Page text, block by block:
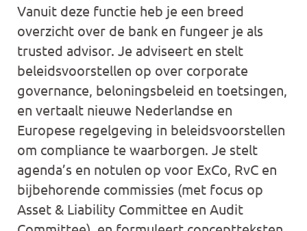
Vanuit deze functie heb je een breed
overzicht over de bank en fungeer je als
trusted advisor. Je adviseert en stelt
beleidsvoorstellen op over corporate
governance, beloningsbeleid en toetsingen,
en vertaalt nieuwe Nederlandse en
Europese regelgeving in beleidsvoorstellen
om compliance te waarborgen. Je stelt
agenda’s en notulen op voor ExCo, RvC en
bijbehorende commissies (met focus op
Asset & Liability Committee en Audit